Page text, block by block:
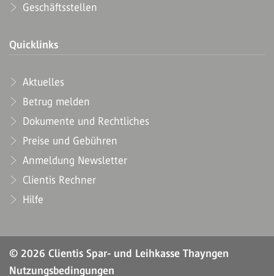
Geschäftsstellen
Quicklinks
Aktuelles
Betrug melden
Dokumente und Rechtliches
Preise und Gebühren
Anmeldung Newsletter
Clientis Rechner
Hilfe
© 2026 Clientis Spar- und Leihkasse Thayngen
Nutzungsbedingungen